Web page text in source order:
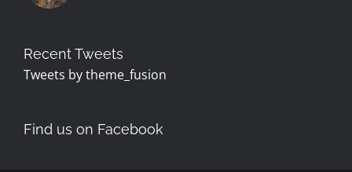
Recent Tweets
Tweets by theme_fusion
Find us on Facebook